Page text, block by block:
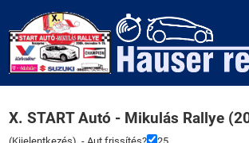
X. START Autó - Mikulás Rallye